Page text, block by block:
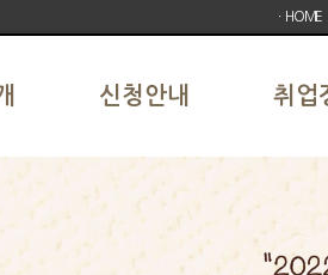
ㆍHOME
신청안내 취업